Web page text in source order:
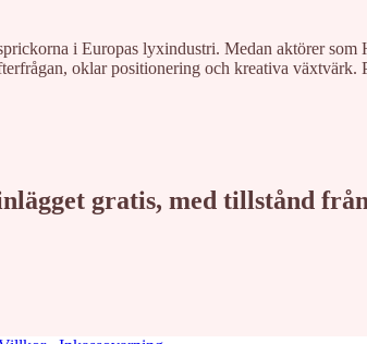
i Europas lyxindustri. Medan aktörer
oklar positionering och kreativa
gratis, med tillstånd